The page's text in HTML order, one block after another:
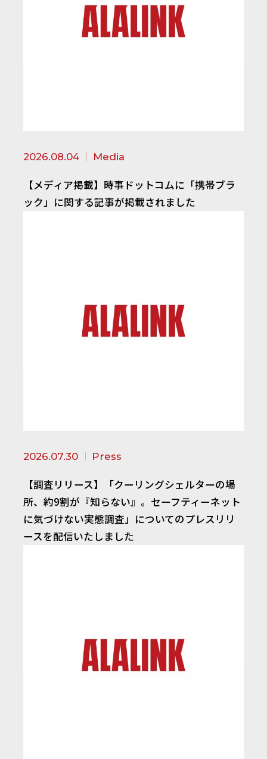
2026.08.04 Media
【メディア掲載】時事ドットコムに「携帯ブラ
ック」に関する記事が掲載されました
2026.07.30 Press
【調査リリース】「クーリングシェルターの場
所、約9割が『知らない』。セーフティーネット
に気づけない実態調査」についてのプレスリリ
ースを配信いたしました